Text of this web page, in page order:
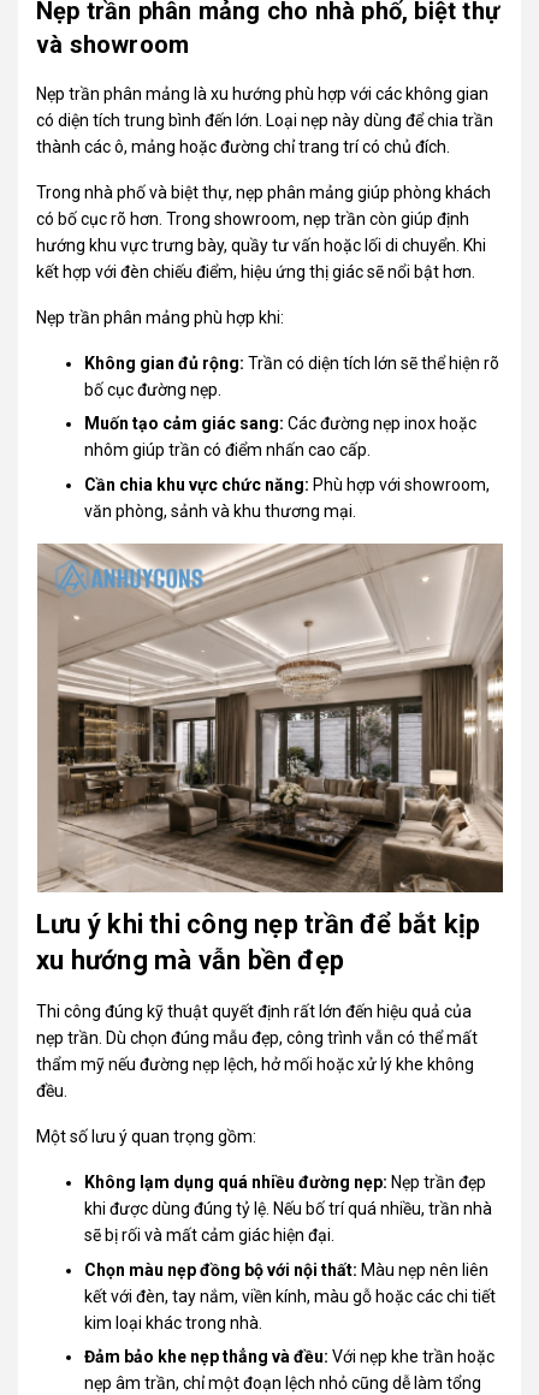
Nẹp trần phân mảng cho nhà phố, biệt thự
và showroom
Nẹp trần phân mảng là xu hướng phù hợp với các không gian
có diện tích trung bình đến lớn. Loại nẹp này dùng để chia trần
thành các ô, mảng hoặc đường chỉ trang trí có chủ đích.
Trong nhà phố và biệt thự, nẹp phân mảng giúp phòng khách
có bố cục rõ hơn. Trong showroom, nẹp trần còn giúp định
hướng khu vực trưng bày, quầy tư vấn hoặc lối di chuyển. Khi
kết hợp với đèn chiếu điểm, hiệu ứng thị giác sẽ nổi bật hơn.
Nẹp trần phân mảng phù hợp khi:
Không gian đủ rộng: Trần có diện tích lớn sẽ thể hiện rõ
bố cục đường nẹp.
Muốn tạo cảm giác sang: Các đường nẹp inox hoặc
nhôm giúp trần có điểm nhấn cao cấp.
Cần chia khu vực chức năng: Phù hợp với showroom,
văn phòng, sảnh và khu thương mại.
Lưu ý khi thi công nẹp trần để bắt kịp
xu hướng mà vẫn bền đẹp
Thi công đúng kỹ thuật quyết định rất lớn đến hiệu quả của
nẹp trần. Dù chọn đúng mẫu đẹp, công trình vẫn có thể mất
thẩm mỹ nếu đường nẹp lệch, hở mối hoặc xử lý khe không
đều.
Một số lưu ý quan trọng gồm:
Không lạm dụng quá nhiều đường nẹp: Nẹp trần đẹp
khi được dùng đúng tỷ lệ. Nếu bố trí quá nhiều, trần nhà
sẽ bị rối và mất cảm giác hiện đại.
Chọn màu nẹp đồng bộ với nội thất: Màu nẹp nên liên
kết với đèn, tay nắm, viền kính, màu gỗ hoặc các chi tiết
kim loại khác trong nhà.
Đảm bảo khe nẹp thẳng và đều: Với nẹp khe trần hoặc
nẹp âm trần, chỉ một đoạn lệch nhỏ cũng dễ làm tổng